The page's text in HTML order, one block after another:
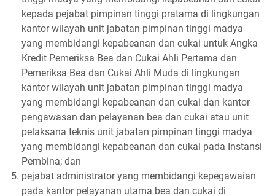
kepada pejabat pimpinan tinggi pratama di lingkungan
kantor wilayah unit jabatan pimpinan tinggi madya
yang membidangi kepabeanan dan cukai untuk Angka
Kredit Pemeriksa Bea dan Cukai Ahli Pertama dan
Pemeriksa Bea dan Cukai Ahli Muda di lingkungan
kantor wilayah unit jabatan pimpinan tinggi madya
yang membidangi kepabeanan dan cukai dan kantor
pengawasan dan pelayanan bea dan cukai atau unit
pelaksana teknis unit jabatan pimpinan tinggi madya
yang membidangi kepabeanan dan cukai pada Instansi
Pembina; dan
pejabat administrator yang membidangi kepegawaian
pada kantor pelayanan utama bea dan cukai di